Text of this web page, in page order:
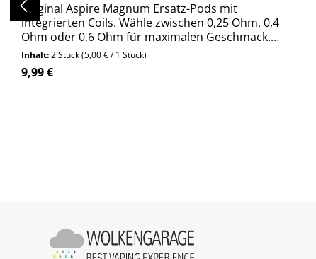
Original Aspire Magnum Ersatz-Pods mit
integrierten Coils. Wähle zwischen 0,25 Ohm, 0,4
Ohm oder 0,6 Ohm für maximalen Geschmack.
Jetzt bequem online bestellen!
Inhalt:2 Stück(5,00 € / 1 Stück)
Regulärer Preis:
9,99 €